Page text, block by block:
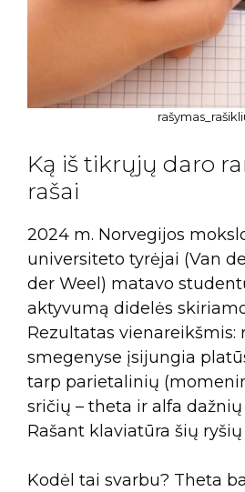
Ką iš tikrųjų daro
rašai
2024 m. Norvegijos
universiteto tyrėjai (Van
der Weel) matavo
aktyvumą didelės
Rezultatas vienareikšmis:
smegenyse įsijungia
tarp parietalinių
sričių – theta ir alfa
Rašant klaviatūra šių
Kodėl tai svarbu? Theta